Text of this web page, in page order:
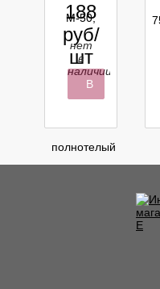
613399
188
руб/
шт
нет
в
наличии
В